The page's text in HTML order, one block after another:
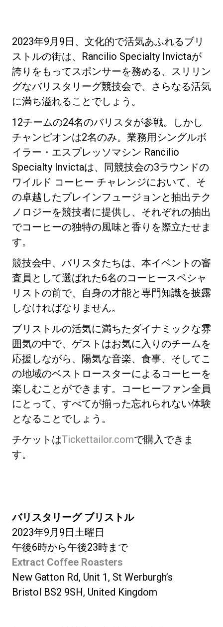
2023年9月9日、文化的で活気あふれるブリ
ストルの街は、Rancilio Specialty Invictaが
誇りをもってスポンサーを務める、スリリン
グなバリスタリーグ競技会で、さらなる活気
に満ち溢れることでしょう。
12チームの24名のバリスタが参戦。しかし
チャンピオンは2名のみ。業務用シングルボ
イラー・エスプレッソマシン Rancilio
Specialty Invictaは、同競技会の3ラウンドの
ワイルド コーヒー チャレンジにおいて、そ
の卓越したプレインフュージョンと抽出テク
ノロジーを競技者に提供し、それぞれの抽出
でコーヒーの独特の風味と香りを際立たせま
す。
競技会中、バリスタたちは、本イベントの審
査員として選ばれた6名のコーヒースペシャ
リストの前で、自身の才能と専門知識を披露
しなければなりません。
ブリストルの活気に満ちたダイナミックな雰
囲気の中で、ゲストはお気に入りのチームを
応援しながら、陽気な音楽、食事、そしてこ
の地域のベストロースターによるコーヒーを
楽しむことができます。コーヒーファン全員
にとって、すべてが揃った忘れられない体験
となることでしょう。
チケットはTickettailor.comで購入できま
す。
バリスタリーグ ブリストル
2023年9月9日土曜日
午後6時から午後23時まで
Extract Coffee Roasters
New Gatton Rd, Unit 1, St Werburgh’s
Bristol BS2 9SH, United Kingdom
研究室紹介
サスティナビリティ
接続
お問い合わせ
プライバシーポリシー